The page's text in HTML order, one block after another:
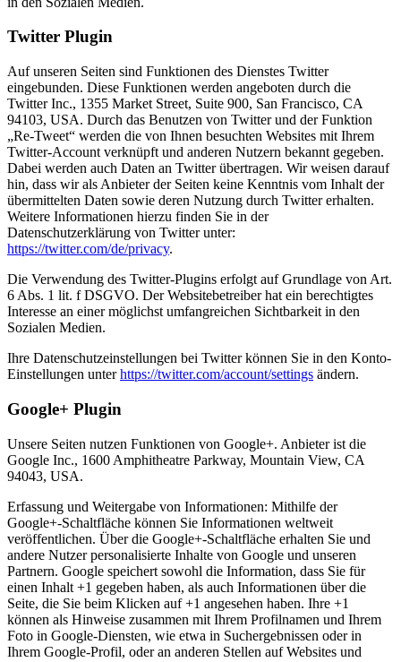
Twitter Plugin
Auf unseren Seiten sind Funktionen des Dienstes Twitter
eingebunden. Diese Funktionen werden angeboten durch die
Twitter Inc., 1355 Market Street, Suite 900, San Francisco, CA
94103, USA. Durch das Benutzen von Twitter und der Funktion
„Re-Tweet“ werden die von Ihnen besuchten Websites mit Ihrem
Twitter-Account verknüpft und anderen Nutzern bekannt gegeben.
Dabei werden auch Daten an Twitter übertragen. Wir weisen darauf
hin, dass wir als Anbieter der Seiten keine Kenntnis vom Inhalt der
übermittelten Daten sowie deren Nutzung durch Twitter erhalten.
Weitere Informationen hierzu finden Sie in der
Datenschutzerklärung von Twitter unter:
https://twitter.com/de/privacy.
Die Verwendung des Twitter-Plugins erfolgt auf Grundlage von Art.
6 Abs. 1 lit. f DSGVO. Der Websitebetreiber hat ein berechtigtes
Interesse an einer möglichst umfangreichen Sichtbarkeit in den
Sozialen Medien.
Ihre Datenschutzeinstellungen bei Twitter können Sie in den Konto-
Einstellungen unterhttps://twitter.com/account/settings ändern.
Google+ Plugin
Unsere Seiten nutzen Funktionen von Google+. Anbieter ist die
Google Inc., 1600 Amphitheatre Parkway, Mountain View, CA
94043, USA.
Erfassung und Weitergabe von Informationen: Mithilfe der
Google+-Schaltfläche können Sie Informationen weltweit
veröffentlichen. Über die Google+-Schaltfläche erhalten Sie und
andere Nutzer personalisierte Inhalte von Google und unseren
Partnern. Google speichert sowohl die Information, dass Sie für
einen Inhalt +1 gegeben haben, als auch Informationen über die
Seite, die Sie beim Klicken auf +1 angesehen haben. Ihre +1
können als Hinweise zusammen mit Ihrem Profilnamen und Ihrem
Foto in Google-Diensten, wie etwa in Suchergebnissen oder in
Ihrem Google-Profil, oder an anderen Stellen auf Websites und